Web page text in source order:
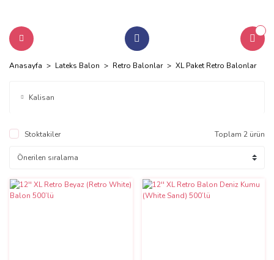
Anasayfa Lateks Balon Retro Balonlar XL Paket Retro Balonlar
Kalisan
Stoktakiler Toplam 2 ürün